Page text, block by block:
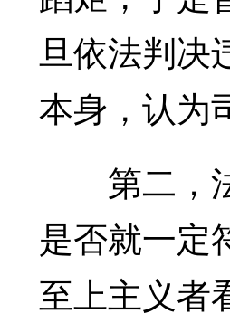
旦依法判决
本身，认为
第二，法
是否就一定
至上主义者